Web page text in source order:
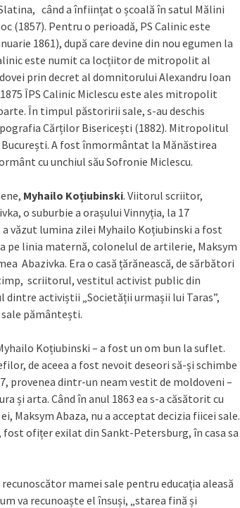
când a înființat o școală în satul Mălini
(1857). Pentru o perioadă, PS Calinic este
1861), după care devine din nou egumen la
este numit ca locțiitor de mitropolit al
prin decret al domnitorului Alexandru Ioan
ÎPS Calinic Miclescu este ales mitropolit
În timpul păstoririi sale, s-au deschis
Cărților Bisericești (1882). Mitropolitul
București. A fost înmormântat la Mănăstirea
cu unchiul său Sofronie Miclescu.
Myhailo Koțiubinski. Viitorul scriitor,
o suburbie a orașului Vinnyția, la 17
văzut lumina zilei Myhailo Koțiubinski a fost
pe linia maternă, colonelul de artilerie, Maksym
Abazivka. Era o casă țărănească, de sărbători
scriitorul, vestitul activist public din
dintre activiștii „Societății urmașii lui Taras”,
sale pământești.
Koțiubinski – a fost un om bun la suflet.
de aceea a fost nevoit deseori să-și schimbe
provenea dintr-un neam vestit de moldoveni –
și arta. Când în anul 1863 ea s-a căsătorit cu
Maksym Abaza, nu a acceptat decizia fiicei sale.
ofițer exilat din Sankt-Petersburg, în casa sa
mamei sale pentru educația aleasă
va recunoaște el însuși, „starea fină și